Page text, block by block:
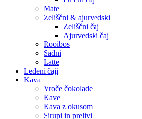
Mate
Zeliščni & ajurvedski
Zeliščni čaj
Ajurvedski čaj
Rooibos
Sadni
Latte
Ledeni čaji
Kava
Vroče čokolade
Kave
Kava z okusom
Sirupi in prelivi